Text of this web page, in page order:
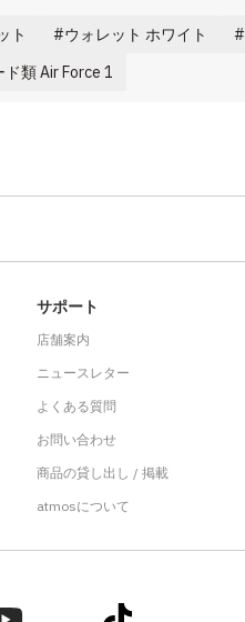
ト ウォレット ホワイト
ド類 Air Force 1
サポート
店舗案内
ニュースレター
よくある質問
お問い合わせ
商品の貸し出し / 掲載
atmosについて